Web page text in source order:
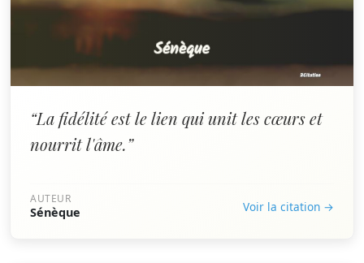
“La fidélité est le lien qui unit les cœurs et
nourrit l'âme.”
AUTEUR
Sénèque Voir la citation →